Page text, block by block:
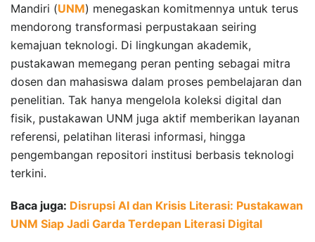
Mandiri (UNM) menegaskan komitmennya untuk terus
mendorong transformasi perpustakaan seiring
kemajuan teknologi. Di lingkungan akademik,
pustakawan memegang peran penting sebagai mitra
dosen dan mahasiswa dalam proses pembelajaran dan
penelitian. Tak hanya mengelola koleksi digital dan
fisik, pustakawan UNM juga aktif memberikan layanan
referensi, pelatihan literasi informasi, hingga
pengembangan repositori institusi berbasis teknologi
terkini.
Baca juga: Disrupsi AI dan Krisis Literasi: Pustakawan
UNM Siap Jadi Garda Terdepan Literasi Digital